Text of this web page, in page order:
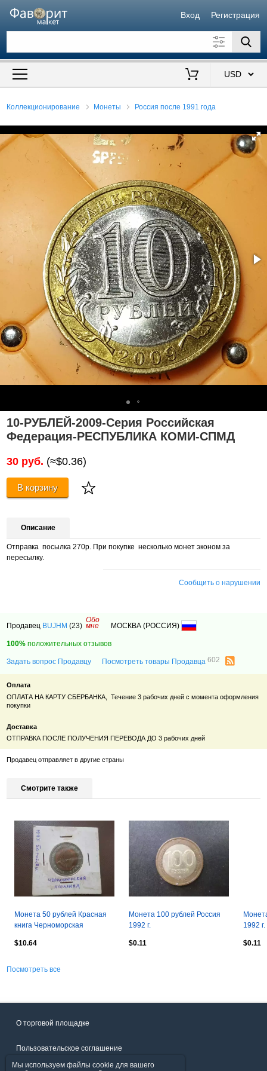
Вход Регистрация
Искать также в описании
Коллекционирование Монеты Россия после 1991 года
10-РУБЛЕЙ-2009-Серия Российская
Федерация-РЕСПУБЛИКА КОМИ-СПМД
30 руб. (≈$0.36)
В корзину
Описание
Отправка посылка 270р. При покупке несколько монет эконом за
пересылку.
Сообщить о нарушении
Продавец BUJHM (23)
Обо
мне МОСКВА (РОССИЯ)
100% положительных отзывов
Задать вопрос Продавцу Посмотреть товары Продавца602
Оплата
ОПЛАТА НА КАРТУ СБЕРБАНКА, Течение 3 рабочих дней с момента оформления
покупки
Доставка
ОТПРАВКА ПОСЛЕ ПОЛУЧЕНИЯ ПЕРЕВОДА ДО 3 рабочих дней
Продавец отправляет в другие страны
Смотрите также
Монета 50 рублей Красная
книга Черноморская
$10.64
Монета 100 рублей Россия
1992 г.
$0.11
1992 г.
$0.11
Посмотреть все
О торговой площадке
Пользовательское соглашение
Мы используем файлы cookie для вашего